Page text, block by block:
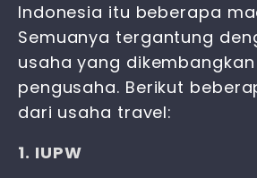
Indonesia itu beberapa
Semuanya tergantung
usaha yang
pengusaha. Berikut
dari usaha travel:
1. IUPW